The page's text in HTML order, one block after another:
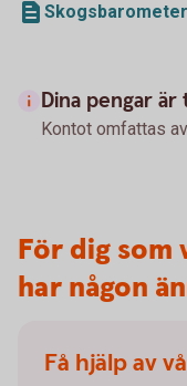
Dina pengar är
Kontot omfattas av
För dig som
har någon
Få hjälp av